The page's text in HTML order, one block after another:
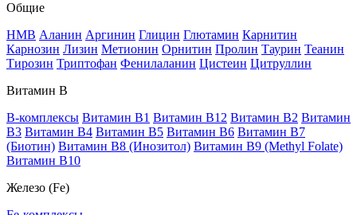
Общие
HMB Аланин Аргинин Глицин Глютамин Карнитин
Карнозин Лизин Метионин Орнитин Пролин Таурин Теанин
Тирозин Триптофан Фенилаланин Цистеин Цитруллин
Витамин В
B-комплексы Витамин B1 Витамин B12 Витамин B2 Витамин
B3 Витамин B4 Витамин B5 Витамин B6 Витамин B7
(Биотин) Витамин B8 (Инозитол) Витамин B9 (Methyl Folate)
Витамин В10
Железо (Fe)